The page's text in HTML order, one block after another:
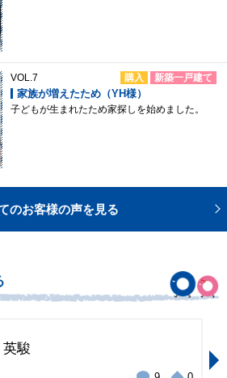
VOL.7 購入 新築一戸建て
家族が増えたため（YH様）
子どもが生まれたため家探しを始めました。
のお客様の声を見る
寳珠山 眞吏